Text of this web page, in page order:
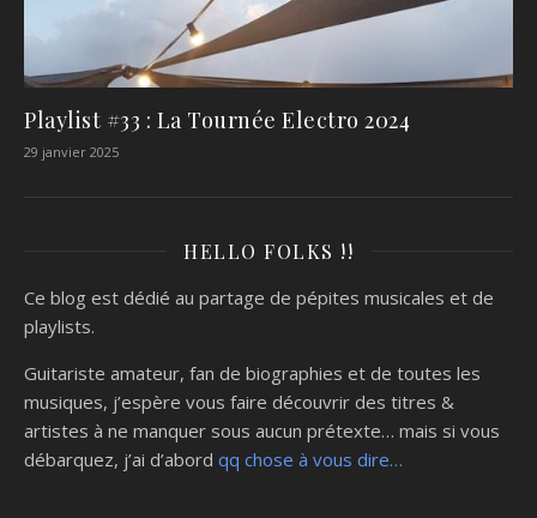
Playlist #33 : La Tournée Electro 2024
29 janvier 2025
HELLO FOLKS !!
Ce blog est dédié au partage de pépites musicales et de
playlists.
Guitariste amateur, fan de biographies et de toutes les
musiques, j’espère vous faire découvrir des titres &
artistes à ne manquer sous aucun prétexte… mais si vous
débarquez, j’ai d’abord qq chose à vous dire…